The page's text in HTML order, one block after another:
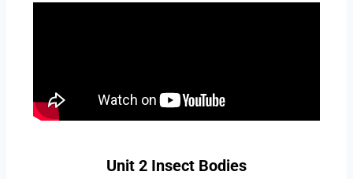
Unit 2 Insect Bodies